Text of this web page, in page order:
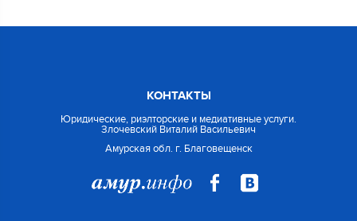
КОНТАКТЫ
Юридические, риэлторские и медиативные услуги.
Злочевский Виталий Васильевич
Амурская обл. г. Благовещенск